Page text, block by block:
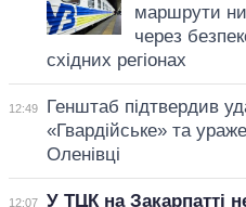
маршрути
через
східних регіонах
12:49
Генштаб підтвердив
«Гвардійське» та
Оленівці
12:07
У ТЦК на Закарпатті